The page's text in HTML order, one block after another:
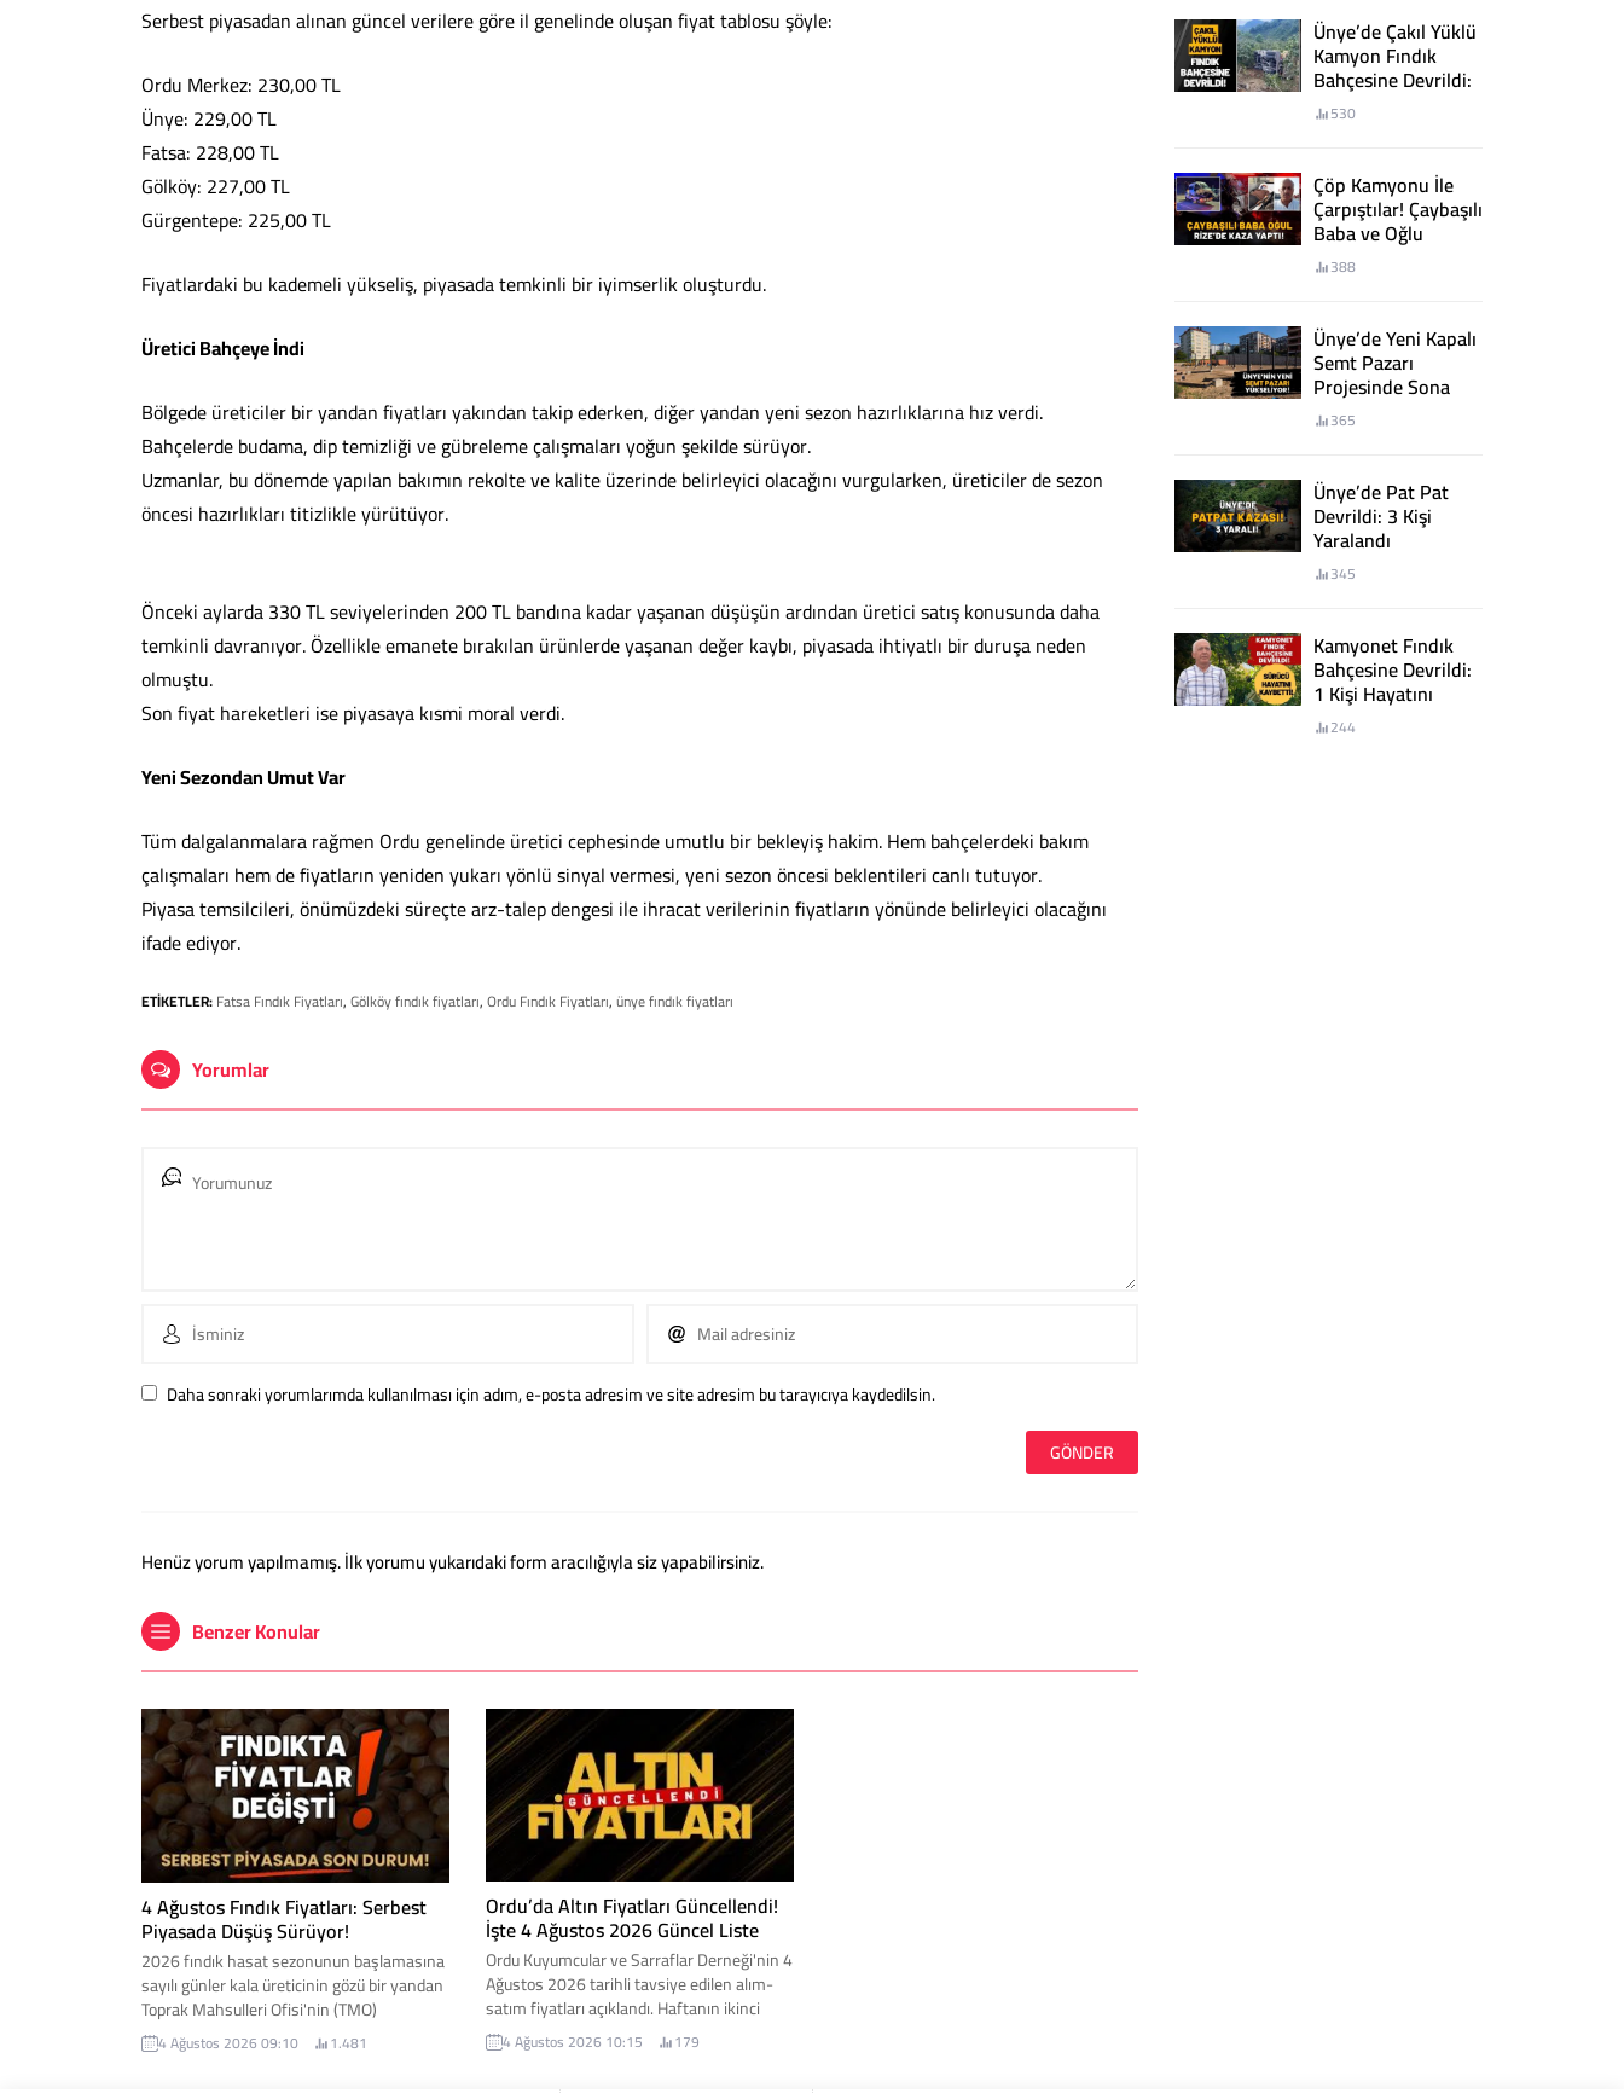
Serbest piyasadan alınan güncel verilere göre il genelinde oluşan fiyat tablosu şöyle:
Ordu Merkez: 230,00 TL
Ünye: 229,00 TL
Fatsa: 228,00 TL
Gölköy: 227,00 TL
Gürgentepe: 225,00 TL
Fiyatlardaki bu kademeli yükseliş, piyasada temkinli bir iyimserlik oluşturdu.
Üretici Bahçeye İndi
Bölgede üreticiler bir yandan fiyatları yakından takip ederken, diğer yandan yeni sezon hazırlıklarına hız verdi.
Bahçelerde budama, dip temizliği ve gübreleme çalışmaları yoğun şekilde sürüyor.
Uzmanlar, bu dönemde yapılan bakımın rekolte ve kalite üzerinde belirleyici olacağını vurgularken, üreticiler de sezon
öncesi hazırlıkları titizlikle yürütüyor.
Önceki aylarda 330 TL seviyelerinden 200 TL bandına kadar yaşanan düşüşün ardından üretici satış konusunda daha
temkinli davranıyor. Özellikle emanete bırakılan ürünlerde yaşanan değer kaybı, piyasada ihtiyatlı bir duruşa neden
olmuştu.
Son fiyat hareketleri ise piyasaya kısmi moral verdi.
Yeni Sezondan Umut Var
Tüm dalgalanmalara rağmen Ordu genelinde üretici cephesinde umutlu bir bekleyiş hakim. Hem bahçelerdeki bakım
çalışmaları hem de fiyatların yeniden yukarı yönlü sinyal vermesi, yeni sezon öncesi beklentileri canlı tutuyor.
Piyasa temsilcileri, önümüzdeki süreçte arz-talep dengesi ile ihracat verilerinin fiyatların yönünde belirleyici olacağını
ifade ediyor.
ETİKETLER:Fatsa Fındık Fiyatları,Gölköy fındık fiyatları,Ordu Fındık Fiyatları,ünye fındık fiyatları
Yorumlar
Daha sonraki yorumlarımda kullanılması için adım, e-posta adresim ve site adresim bu tarayıcıya kaydedilsin.
Henüz yorum yapılmamış. İlk yorumu yukarıdaki form aracılığıyla siz yapabilirsiniz.
Benzer Konular
4 Ağustos Fındık Fiyatları: Serbest
Piyasada Düşüş Sürüyor!
2026 fındık hasat sezonunun başlamasına
sayılı günler kala üreticinin gözü bir yandan
Toprak Mahsulleri Ofisi'nin (TMO)
açıklayacağı alım taban fiyatına, diğer
yandan ise serbest piyasadaki günlük
4 Ağustos 2026 09:10 1.481
Ordu’da Altın Fiyatları Güncellendi!
İşte 4 Ağustos 2026 Güncel Liste
Ordu Kuyumcular ve Sarraflar Derneği'nin 4
Ağustos 2026 tarihli tavsiye edilen alım-
satım fiyatları açıklandı. Haftanın ikinci
işlem gününde altın piyasasında yukarı
yönlü seyir devam ederken, gram altın ve
4 Ağustos 2026 10:15 179
Ünye’de Çakıl Yüklü
Kamyon Fındık
Bahçesine Devrildi:
2 Yaralı
530
Çöp Kamyonu İle
Çarpıştılar! Çaybaşılı
Baba ve Oğlu
Rize’de Kaza Yaptı!
388
Ünye’de Yeni Kapalı
Semt Pazarı
Projesinde Sona
Yaklaşıldı
365
Ünye’de Pat Pat
Devrildi: 3 Kişi
Yaralandı
345
Kamyonet Fındık
Bahçesine Devrildi:
1 Kişi Hayatını
Kaybetti
244